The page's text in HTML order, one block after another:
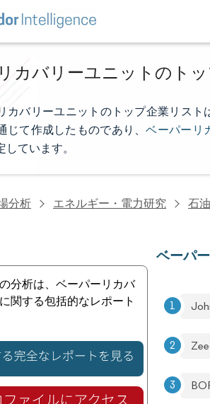
カバリーユニットのト
カバリーユニットのトップ企業リス
じて作成したものであり、ベーパーリ
ています。
分析 エネルギー・電力研究 石
分析は、ベーパーリカバ
関する包括的なレポート
ベーパ